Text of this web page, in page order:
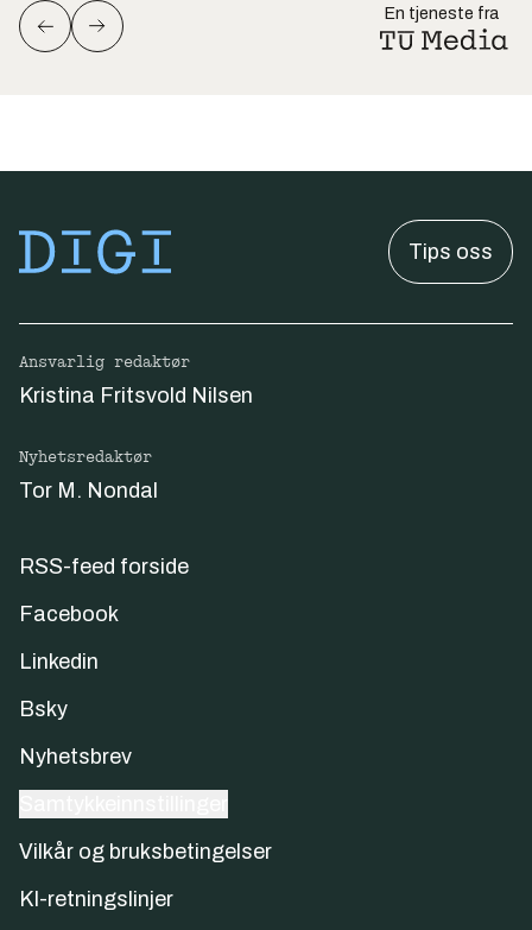
En tjeneste fra
Tips oss
Ansvarlig redaktør
Kristina Fritsvold Nilsen
Nyhetsredaktør
Tor M. Nondal
RSS-feed forside
Facebook
Linkedin
Bsky
Nyhetsbrev
Vilkår og bruksbetingelser
KI-retningslinjer